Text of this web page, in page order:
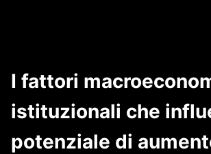
I fattori
istituzionali che
potenziale di